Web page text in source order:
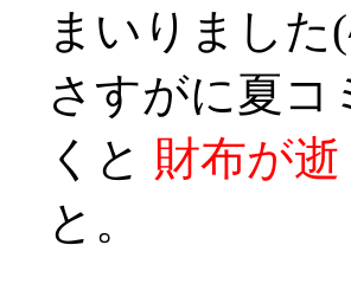
まいりました
さすがに夏コ
くと 財布が逝
と。